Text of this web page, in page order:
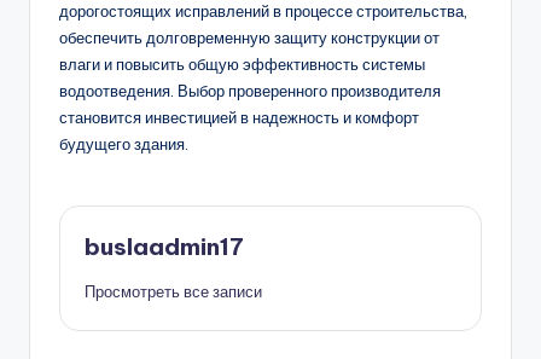
дорогостоящих исправлений в процессе строительства,
обеспечить долговременную защиту конструкции от
влаги и повысить общую эффективность системы
водоотведения. Выбор проверенного производителя
становится инвестицией в надежность и комфорт
будущего здания.
buslaadmin17
Просмотреть все записи